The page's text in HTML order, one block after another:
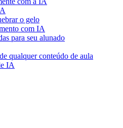
o gelo
com IA
para seu alunado
qualquer conteúdo de aula
IA